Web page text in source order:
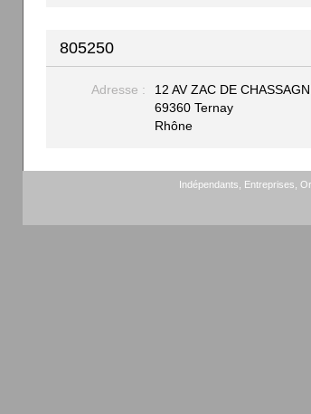
805250
Adresse :
12 AV ZAC DE
69360 Ternay
Rhône
Indépendants, Entreprises,